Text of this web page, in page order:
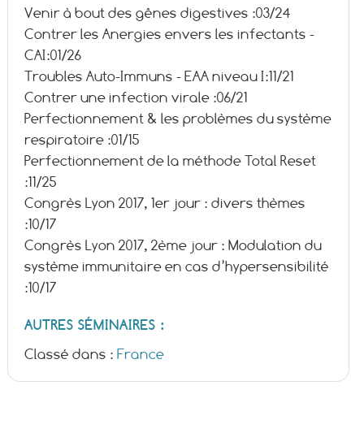
Venir à bout des gênes digestives :03/24
Contrer les Anergies envers les infectants -
CAI:01/26
Troubles Auto-Immuns - EAA niveau I:11/21
Contrer une infection virale :06/21
Perfectionnement & les problèmes du système
respiratoire :01/15
Perfectionnement de la méthode Total Reset
:11/25
Congrès Lyon 2017, 1er jour : divers thèmes
:10/17
Congrès Lyon 2017, 2ème jour : Modulation du
système immunitaire en cas d’hypersensibilité
:10/17
AUTRES SÉMINAIRES :
Classé dans : France